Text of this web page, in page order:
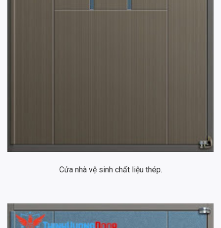
Cửa nhà vệ sinh chất liệu thép.